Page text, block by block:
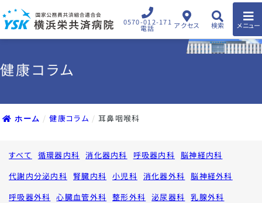
0570-012-171
電話 アクセス 検索 メニュー
健康コラム
ホーム 健康コラム 耳鼻咽喉科
すべて
乳腺外科
代謝内分泌内科
呼吸器内科
呼吸器外科
小児科
循環器内科
心臓血管外科 整形外科 泌尿器科
消化器内科
消化器外科
脳神経内科
脳神経外科
腎臓内科